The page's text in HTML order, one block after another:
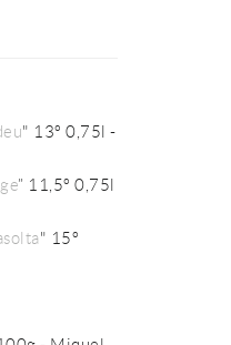
" 13º 0,75l -
” 11,5º 0,75l
" 15º